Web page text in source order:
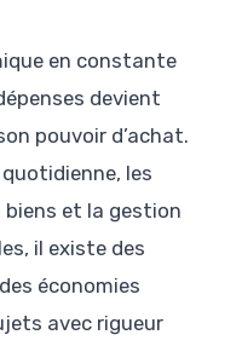
en constante
devient
pouvoir d’achat.
les
biens et la gestion
il existe des
économies
avec rigueur